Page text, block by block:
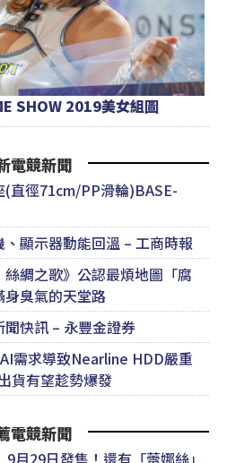
SHOW 2019美女組圖
電競新聞
(直徑71cm/PP滑輪)BASE-
顯示器動能回溫 – 工商時報
綢之歌》公認最煩地圖「腐
臭氣的天堂路
快訊 – 永豐金證券
需求導致Nearline HDD嚴重
貨有望趁勢爆發
電競新聞